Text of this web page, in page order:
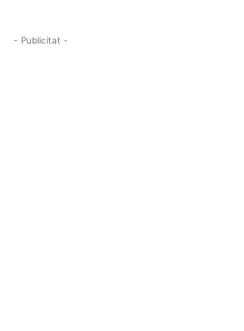
- Publicitat -